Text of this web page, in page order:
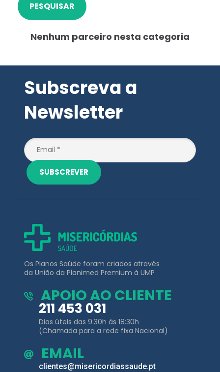
PESQUISAR
Nenhum parceiro nesta categoria
Subscreva a
Newsletter
SUBSCREVER
Os Planos Saúde foram criados através
da União da Planimed Premium à UMP
APOIO AO CLIENTE
211 453 031
Dias úteis das 9:30h às 18:30h
(Chamada para a rede fixa Nacional)
EMAIL
clientes@misericordiassaude.pt